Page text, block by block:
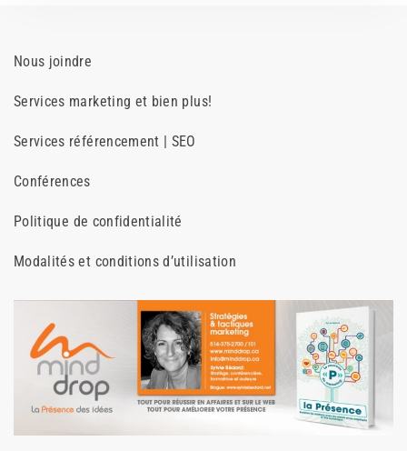
Nous joindre
Services marketing et bien plus!
Services référencement | SEO
Conférences
Politique de confidentialité
Modalités et conditions d’utilisation